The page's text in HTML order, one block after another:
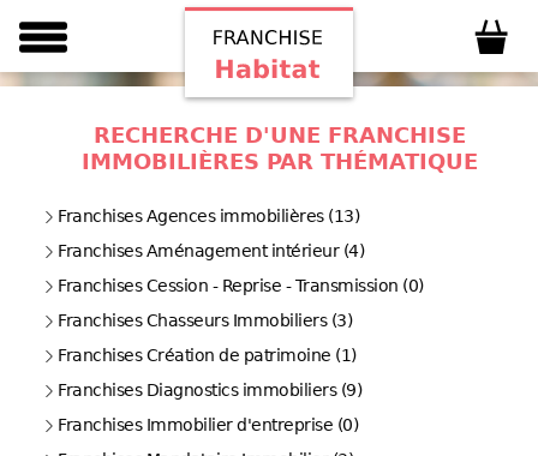
RECHERCHE D'UNE FRANCHISE
IMMOBILIÈRES PAR THÉMATIQUE
Franchises Agences immobilières (13)
Franchises Aménagement intérieur (4)
Franchises Cession - Reprise - Transmission (0)
Franchises Chasseurs Immobiliers (3)
Franchises Création de patrimoine (1)
Franchises Diagnostics immobiliers (9)
Franchises Immobilier d'entreprise (0)